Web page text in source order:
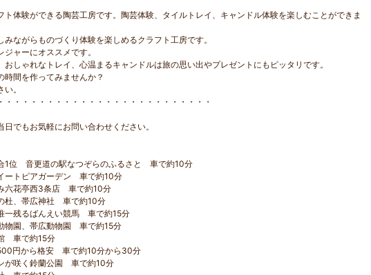
体験ができる陶芸工房です。陶芸体験、タイルトレイ、キャンドル体験を楽しむことができま
ながらものづくり体験を楽しめるクラフト工房です。
ャーにオススメです。
しゃれなトレイ、心温まるキャンドルは旅の思い出やプレゼントにもピッタリです。
間を作ってみませんか？
。
・・・・・・・・・・・・・・・・・・・・・・・・・
でもお気軽にお問い合わせください。
1位 音更道の駅なつぞらのふるさと 車で約10分
トピアガーデン 車で約10分
六花亭西3条店 車で約10分
杜、帯広神社 車で約10分
一残るばんえい競馬 車で約15分
物園、帯広動物園 車で約15分
車で約15分
円から格安 車で約10分から30分
が咲く鈴蘭公園 車で約10分